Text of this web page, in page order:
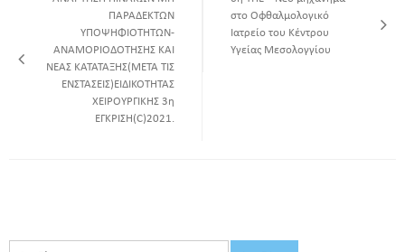
ΠΑΡΑΔΕΚΤΩΝ
ΥΠΟΨΗΦΙΟΤΗΤΩΝ-
ΑΝΑΜΟΡΙΟΔΟΤΗΣΗΣ ΚΑΙ
ΝΕΑΣ ΚΑΤΑΤΑΞΗΣ(ΜΕΤΑ ΤΙΣ
ΕΝΣΤΑΣΕΙΣ)ΕΙΔΙΚΟΤΗΤΑΣ
ΧΕΙΡΟΥΡΓΙΚΗΣ 3η
ΕΓΚΡΙΣΗ(C)2021.
στο Οφθαλμολογικό
Ιατρείο του Κέντρου
Υγείας Μεσολογγίου